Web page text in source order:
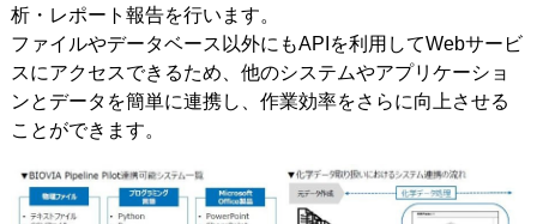
析・レポート報告を行います。
ファイルやデータベース以外にもAPIを利用してWebサービ
スにアクセスできるため、他のシステムやアプリケーショ
ンとデータを簡単に連携し、作業効率をさらに向上させる
ことができます。